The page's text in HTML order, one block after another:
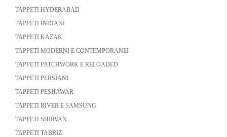
TAPPETI HYDERABAD
TAPPETI INDIANI
TAPPETI KAZAK
TAPPETI MODERNI E CONTEMPORANEI
TAPPETI PATCHWORK E RELOADED
TAPPETI PERSIANI
TAPPETI PESHAWAR
TAPPETI RIVER E SAMSUNG
TAPPETI SHIRVAN
TAPPETI TABRIZ